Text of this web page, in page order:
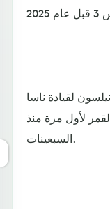
لقيادة ناسا
لأول مرة منذ
السبعينات.